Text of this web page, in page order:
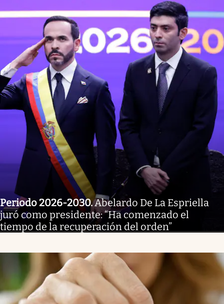
Periodo 2026-2030.Abelardo De La Espriella
juró como presidente: “Ha comenzado el
tiempo de la recuperación del orden”